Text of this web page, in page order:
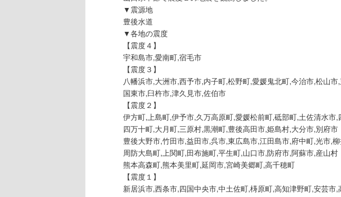
▼震源地
豊後水道
▼各地の震度
【震度４】
宇和島市,愛南町,宿毛市
【震度３】
八幡浜市,大洲市,西予市,内子町,松野町,愛媛鬼北町,今治市,松山市
国東市,臼杵市,津久見市,佐伯市
【震度２】
伊方町,上島町,伊予市,久万高原町,愛媛松前町,砥部町,土佐清水市,
四万十町,大月町,三原村,黒潮町,豊後高田市,姫島村,大分市,別府市
豊後大野市,竹田市,益田市,呉市,東広島市,江田島市,府中町,光市,
周防大島町,上関町,田布施町,平生町,山口市,防府市,阿蘇市,産山村
熊本高森町,熊本美里町,延岡市,宮崎美郷町,高千穂町
【震度１】
新居浜市,西条市,四国中央市,中土佐町,梼原町,高知津野町,安芸市,